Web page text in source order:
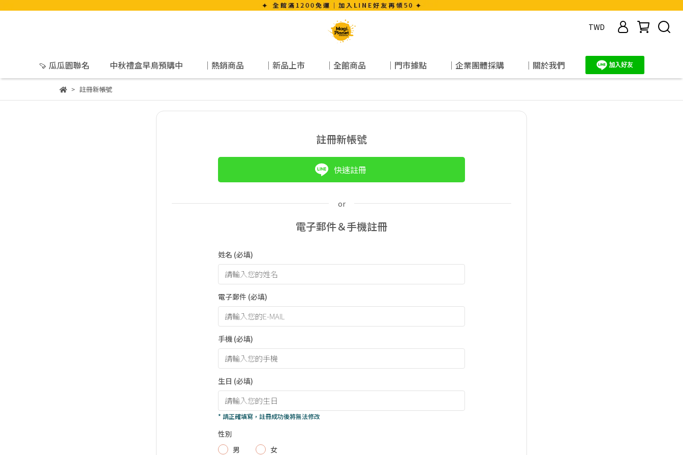
TWD
🍠 瓜瓜園聯名 中秋禮盒早鳥預購中 ｜熱銷商品 ｜新品上市 ｜全館商品 ｜門市據點 ｜企業團體採購 ｜關於我們
註冊新帳號
註冊新帳號
快速註冊
電子郵件＆手機註冊
姓名 (必填)
電子郵件 (必填)
手機 (必填)
生日 (必填)
* 請正確填寫，註冊成功後將無法修改
性別
男
女